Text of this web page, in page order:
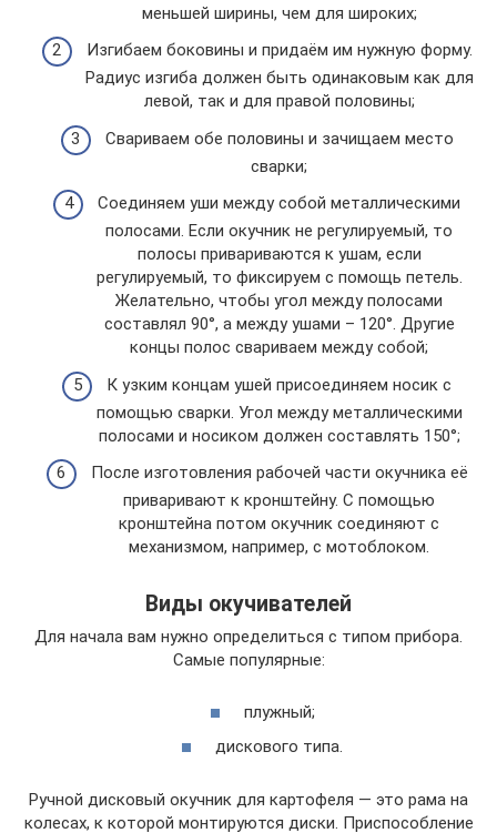
меньшей ширины, чем для широких;
Изгибаем боковины и придаём им нужную форму.
Радиус изгиба должен быть одинаковым как для
левой, так и для правой половины;
Свариваем обе половины и зачищаем место
сварки;
Соединяем уши между собой металлическими
полосами. Если окучник не регулируемый, то
полосы привариваются к ушам, если
регулируемый, то фиксируем с помощь петель.
Желательно, чтобы угол между полосами
составлял 90°, а между ушами – 120°. Другие
концы полос свариваем между собой;
К узким концам ушей присоединяем носик с
помощью сварки. Угол между металлическими
полосами и носиком должен составлять 150°;
После изготовления рабочей части окучника её
приваривают к кронштейну. С помощью
кронштейна потом окучник соединяют с
механизмом, например, с мотоблоком.
Виды окучивателей
Для начала вам нужно определиться с типом прибора.
Самые популярные:
плужный;
дискового типа.
Ручной дисковый окучник для картофеля — это рама на
колесах, к которой монтируются диски. Приспособление